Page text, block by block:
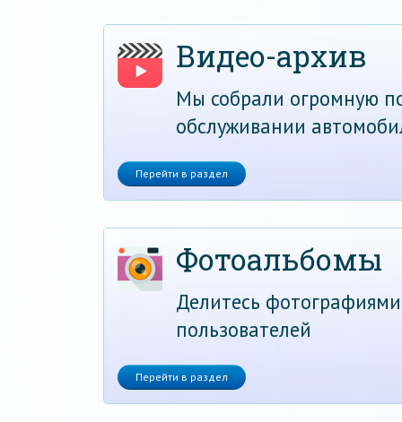
Видео-архив
Мы собрали огромную
обслуживании
Перейти в раздел
Фотоальбомы
Делитесь
пользователей
Перейти в раздел